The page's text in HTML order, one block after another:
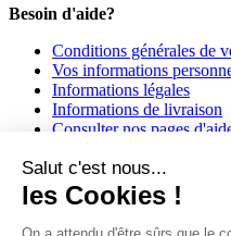
Besoin d'aide?
Conditions générales de
Vos informations
Informations légales
Informations de livraison
Consulter nos pages
Girodmedical est également
© 2026 Girodmedical. Tous
Salut c'est nous...
les Cookies !
On a attendu d'être sûrs que le